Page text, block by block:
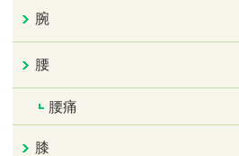
腕
腰
腰痛
膝